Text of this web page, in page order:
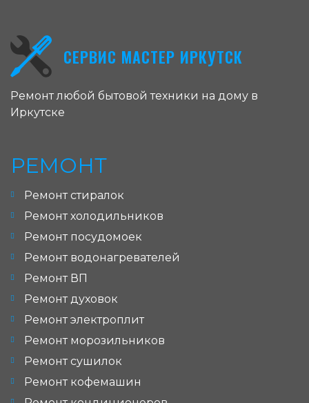
СЕРВИС МАСТЕР ИРКУТСК
Ремонт любой бытовой техники на дому в
Иркутске
РЕМОНТ
Ремонт стиралок
Ремонт холодильников
Ремонт посудомоек
Ремонт водонагревателей
Ремонт ВП
Ремонт духовок
Ремонт электроплит
Ремонт морозильников
Ремонт сушилок
Ремонт кофемашин